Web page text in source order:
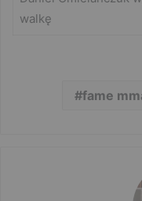
walkę
fame